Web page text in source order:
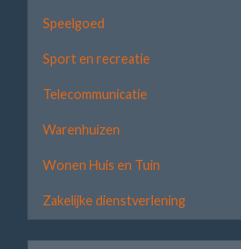
Speelgoed
Sport en recreatie
Telecommunicatie
Warenhuizen
Wonen Huis en Tuin
Zakelijke dienstverlening